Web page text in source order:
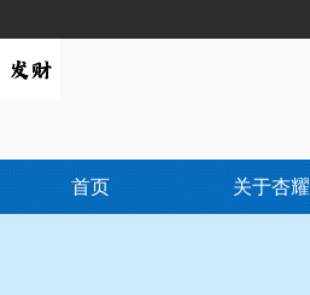
首页 关于杏耀